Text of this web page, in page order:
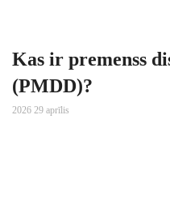
Kas ir premenss
(PMDD)?
2026 29 aprīlis